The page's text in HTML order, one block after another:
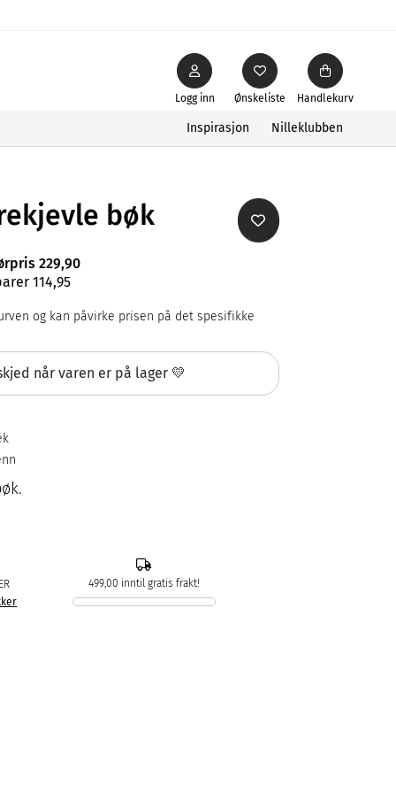
Ønskeliste
Logg inn Handlekurv
Inspirasjon Nilleklubben
bøk
229,90
114,95
og kan påvirke prisen på det spesifikke
når varen er på lager 💛
499,00 inntil gratis frakt!